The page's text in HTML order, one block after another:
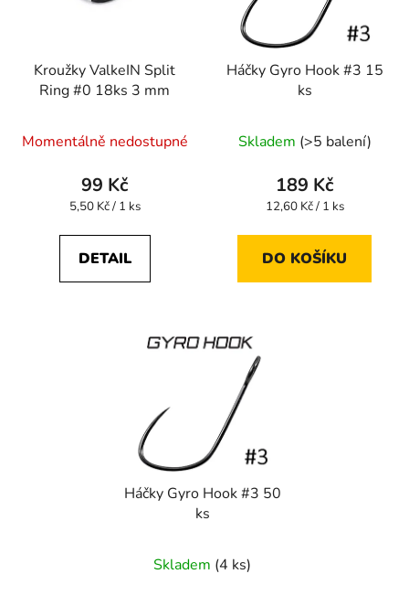
Kroužky ValkeIN Split
Ring #0 18ks 3 mm
Momentálně nedostupné
99 Kč
Měrná
5,50 Kč / 1 ks
DETAIL
Háčky Gyro Hook #3 15
ks
Skladem (>5 balení)
189 Kč
Měrná
12,60 Kč / 1 ks
DO KOŠÍKU
Háčky Gyro Hook #3 50
ks
Skladem (4 ks)